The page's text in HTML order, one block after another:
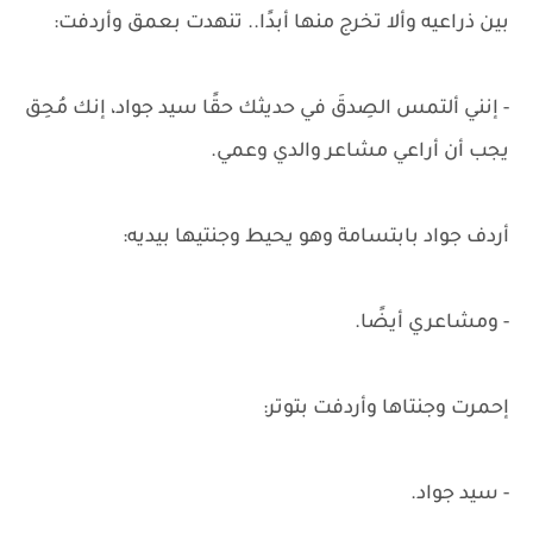
بين ذراعيه وألا تخرج منها أبدًا.. تنهدت بعمق وأردفت:
- إنني ألتمس الصِدقَ في حديثك حقًا سيد جواد، إنك مُحِق
يجب أن أراعي مشاعر والدي وعمي.
أردف جواد بابتسامة وهو يحيط وجنتيها بيديه:
- ومشاعري أيضًا.
إحمرت وجنتاها وأردفت بتوتر:
- سيد جواد.